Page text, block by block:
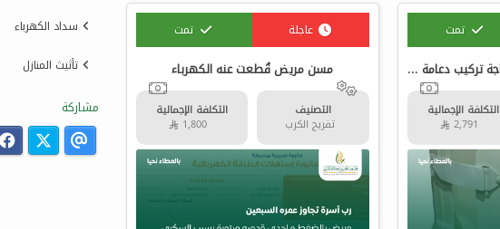
تمت
طفل في الثالثة من العمر بحاجة تركيب دعامة للعمود الفقري
التكلفة الإجمالية
عاجلة تمت
مسن مريض قُطعت عنه الكهرباء
التصنيف
تفريج الكرب
التكلفة الإجمالية
سداد الكهرباء
تأثيث المنازل
مشاركة